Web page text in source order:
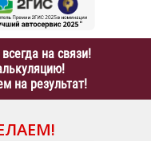
на связи!
на результат!